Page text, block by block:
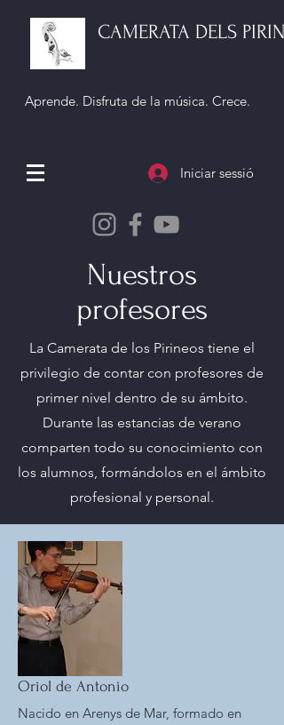
CAMERATA DELS
Aprende. Disfruta de la música. Crece.
Iniciar sessió
Nuestros
profesores
La Camerata de los Pirineos tiene el
privilegio de contar con profesores de
primer nivel dentro de su ámbito.
Durante las estancias de verano
comparten todo su conocimiento con
los alumnos, formándolos en el ámbito
profesional y personal.
Oriol de Antonio
Nacido en Arenys de Mar, formado en